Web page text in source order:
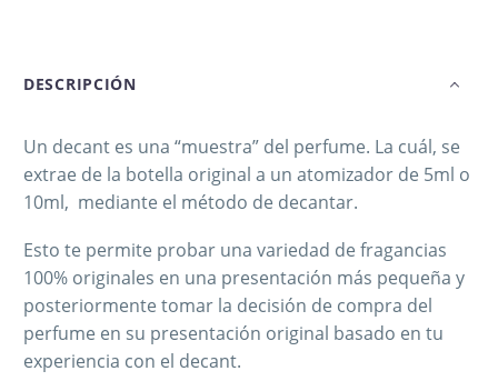
DESCRIPCIÓN
Un decant es una “muestra” del perfume. La cuál, se
extrae de la botella original a un atomizador de 5ml o
10ml, mediante el método de decantar.
Esto te permite probar una variedad de fragancias
100% originales en una presentación más pequeña y
posteriormente tomar la decisión de compra del
perfume en su presentación original basado en tu
experiencia con el decant.